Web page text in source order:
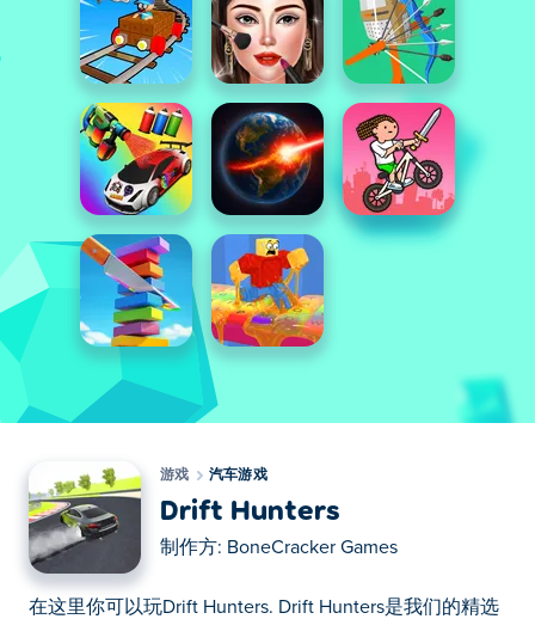
游戏 汽车游戏
Drift Hunters
制作方: BoneCracker Games
在这里你可以玩Drift Hunters. Drift Hunters是我们的精选